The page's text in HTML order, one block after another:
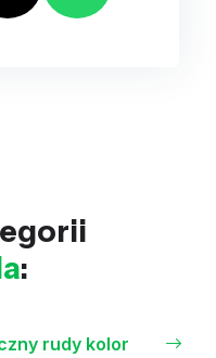
:
rudy kolor